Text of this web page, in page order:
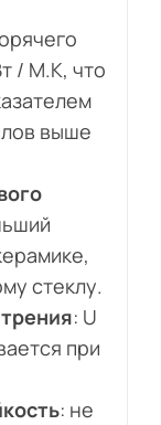
/ М.К, что
выше
стеклу.
: U
при
: не